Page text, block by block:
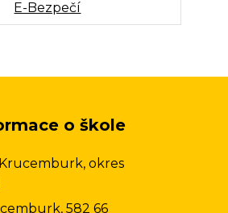
E-Bezpečí
o škole
okres
582 66